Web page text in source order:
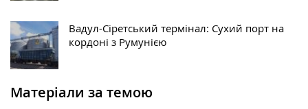
Вадул-Сіретський термінал: Сухий порт на
кордоні з Румунією
Матеріали за темою